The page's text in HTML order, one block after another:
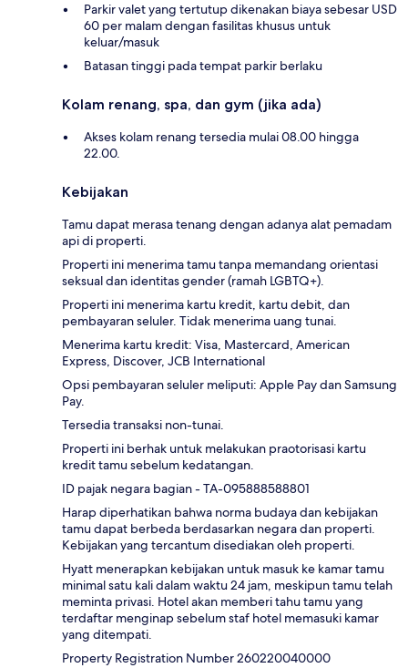
Parkir valet yang tertutup dikenakan biaya sebesar USD
60 per malam dengan fasilitas khusus untuk
keluar/masuk
Batasan tinggi pada tempat parkir berlaku
Kolam renang, spa, dan gym (jika ada)
Akses kolam renang tersedia mulai 08.00 hingga
22.00.
Kebijakan
Tamu dapat merasa tenang dengan adanya alat pemadam
api di properti.
Properti ini menerima tamu tanpa memandang orientasi
seksual dan identitas gender (ramah LGBTQ+).
Properti ini menerima kartu kredit, kartu debit, dan
pembayaran seluler. Tidak menerima uang tunai.
Menerima kartu kredit: Visa, Mastercard, American
Express, Discover, JCB International
Opsi pembayaran seluler meliputi: Apple Pay dan Samsung
Pay.
Tersedia transaksi non-tunai.
Properti ini berhak untuk melakukan praotorisasi kartu
kredit tamu sebelum kedatangan.
ID pajak negara bagian - TA-095888588801
Harap diperhatikan bahwa norma budaya dan kebijakan
tamu dapat berbeda berdasarkan negara dan properti.
Kebijakan yang tercantum disediakan oleh properti.
Hyatt menerapkan kebijakan untuk masuk ke kamar tamu
minimal satu kali dalam waktu 24 jam, meskipun tamu telah
meminta privasi. Hotel akan memberi tahu tamu yang
terdaftar menginap sebelum staf hotel memasuki kamar
yang ditempati.
Property Registration Number 260220040000